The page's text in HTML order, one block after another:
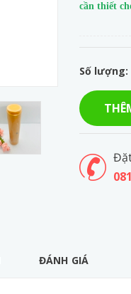
cần thiết
Số lượng:
ĐÁNH GIÁ